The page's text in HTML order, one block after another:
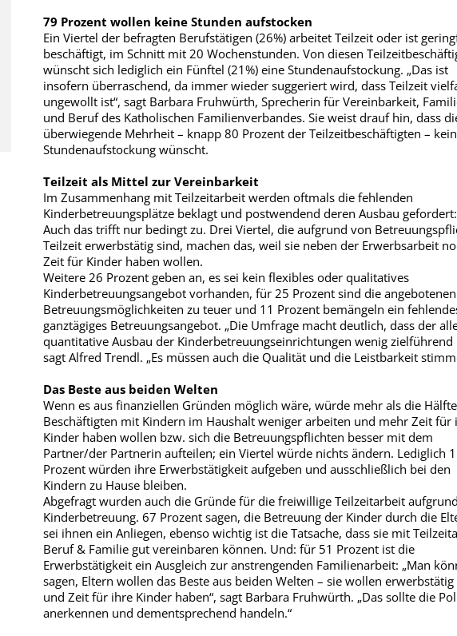
79 Prozent wollen keine Stunden aufstocken
Ein Viertel der befragten Berufstätigen (26%) arbeitet Teilzeit oder ist
beschäftigt, im Schnitt mit 20 Wochenstunden. Von diesen
wünscht sich lediglich ein Fünftel (21%) eine Stundenaufstockung. „Das ist
insofern überraschend, da immer wieder suggeriert wird, dass Teilzeit
ungewollt ist“, sagt Barbara Fruhwürth, Sprecherin für Vereinbarkeit,
und Beruf des Katholischen Familienverbandes. Sie weist drauf hin, dass
überwiegende Mehrheit – knapp 80 Prozent der Teilzeitbeschäftigten –
Stundenaufstockung wünscht.
Teilzeit als Mittel zur Vereinbarkeit
Im Zusammenhang mit Teilzeitarbeit werden oftmals die fehlenden
Kinderbetreuungsplätze beklagt und postwendend deren Ausbau gefordert:
Auch das trifft nur bedingt zu. Drei Viertel, die aufgrund von
Teilzeit erwerbstätig sind, machen das, weil sie neben der Erwerbsarbeit
Zeit für Kinder haben wollen.
Weitere 26 Prozent geben an, es sei kein flexibles oder qualitatives
Kinderbetreuungsangebot vorhanden, für 25 Prozent sind die angebotenen
Betreuungsmöglichkeiten zu teuer und 11 Prozent bemängeln ein
ganztägiges Betreuungsangebot. „Die Umfrage macht deutlich, dass der
quantitative Ausbau der Kinderbetreuungseinrichtungen wenig zielführend
sagt Alfred Trendl. „Es müssen auch die Qualität und die Leistbarkeit
Das Beste aus beiden Welten
Wenn es aus finanziellen Gründen möglich wäre, würde mehr als die
Beschäftigten mit Kindern im Haushalt weniger arbeiten und mehr Zeit für
Kinder haben wollen bzw. sich die Betreuungspflichten besser mit dem
Partner/der Partnerin aufteilen; ein Viertel würde nichts ändern. Lediglich
Prozent würden ihre Erwerbstätigkeit aufgeben und ausschließlich bei den
Kindern zu Hause bleiben.
Abgefragt wurden auch die Gründe für die freiwillige Teilzeitarbeit
Kinderbetreuung. 67 Prozent sagen, die Betreuung der Kinder durch die
sei ihnen ein Anliegen, ebenso wichtig ist die Tatsache, dass sie mit
Beruf & Familie gut vereinbaren können. Und: für 51 Prozent ist die
Erwerbstätigkeit ein Ausgleich zur anstrengenden Familienarbeit: „Man
sagen, Eltern wollen das Beste aus beiden Welten – sie wollen erwerbstätig
und Zeit für ihre Kinder haben“, sagt Barbara Fruhwürth. „Das sollte die
anerkennen und dementsprechend handeln.“